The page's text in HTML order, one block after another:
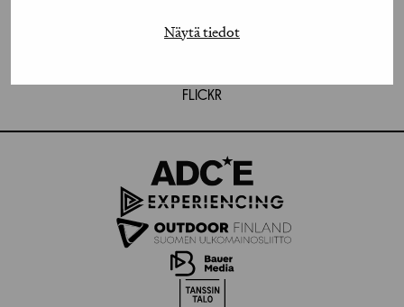
Näytä tiedot
FLICKR